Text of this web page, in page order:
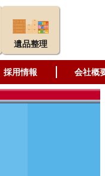
遺品整理
採用情報 会社概